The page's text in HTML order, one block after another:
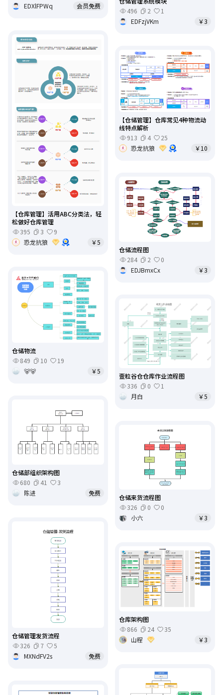
EDXlFPWq
会员免费
496
2
1
EDFzjVKm
￥3
【仓库管理】活用ABC分类法，轻
松做好仓库管理
395
3
9
恐龙抗狼
￥5
【仓储管理】仓库常见4种物流动
线特点解析
913
4
25
恐龙抗狼
￥10
仓储流程图
284
2
0
EDJBmxCx
￥3
仓储物流
849
10
19
🐻🐻
￥5
壹粒谷仓仓库作业流程图
336
0
1
月白
￥5
仓储部组织架构图
680
41
3
陈进
免费
仓储来货流程图
326
0
0
小六
￥3
仓储管理发货流程
326
7
5
MXNdFV2s
免费
仓库架构图
866
24
35
山程
￥3